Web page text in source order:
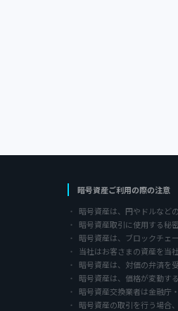
暗号資産ご利用の際の注意
暗号資産は、円やドルなど
暗号資産取引に使用する秘
暗号資産は、ブロックチェ
当社はお客さまの資産を当
暗号資産は、対価の弁済を
暗号資産は、価格が変動す
暗号資産交換業者は金融庁
暗号資産の取引を行う場合